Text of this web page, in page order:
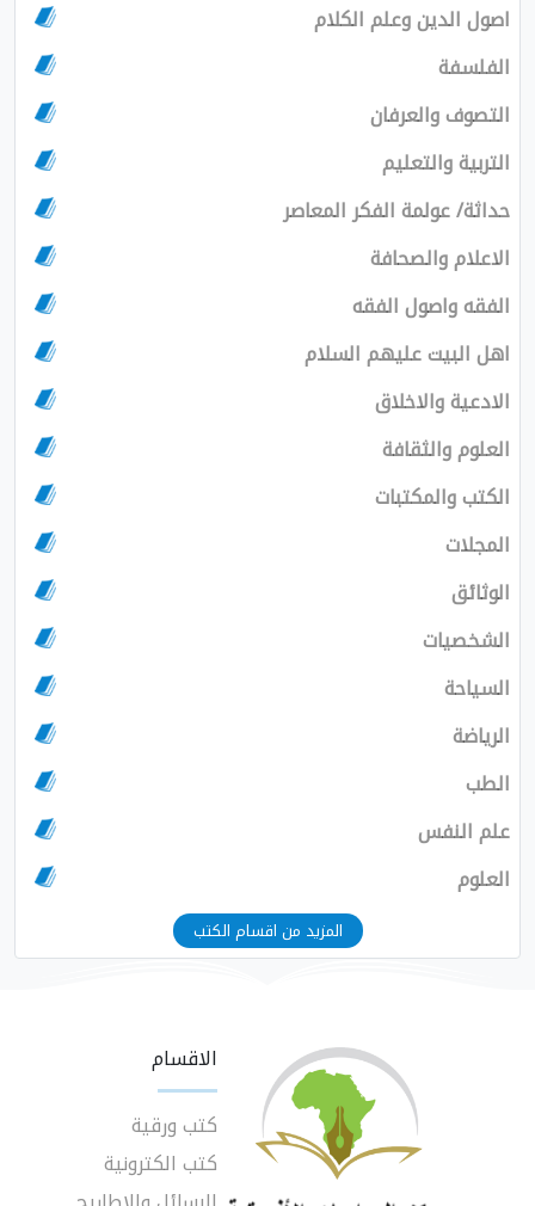
اصول الدين وعلم الكلام
الفلسفة
التصوف والعرفان
التربية والتعليم
حداثة/ عولمة الفكر المعاصر
الاعلام والصحافة
الفقه واصول الفقه
اهل البيت عليهم السلام
الادعية والاخلاق
العلوم والثقافة
الكتب والمكتبات
المجلات
الوثائق
الشخصيات
السياحة
الرياضة
الطب
علم النفس
العلوم
المزيد من اقسام الكتب
الاقسام
كتب ورقية
كتب الكترونية